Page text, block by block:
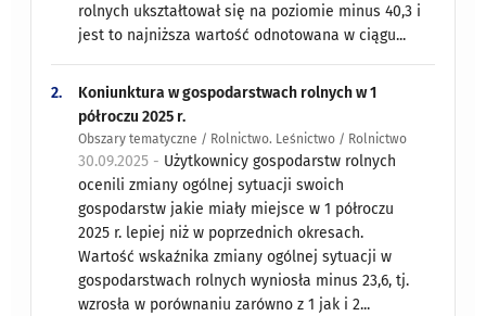
rolnych ukształtował się na poziomie minus 40,3 i
jest to najniższa wartość odnotowana w ciągu...
2.
Koniunktura w gospodarstwach rolnych w 1
półroczu 2025 r.
Obszary tematyczne / Rolnictwo. Leśnictwo / Rolnictwo
30.09.2025 - Użytkownicy gospodarstw rolnych
ocenili zmiany ogólnej sytuacji swoich
gospodarstw jakie miały miejsce w 1 półroczu
2025 r. lepiej niż w poprzednich okresach.
Wartość wskaźnika zmiany ogólnej sytuacji w
gospodarstwach rolnych wyniosła minus 23,6, tj.
wzrosła w porównaniu zarówno z 1 jak i 2...